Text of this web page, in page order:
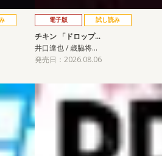
電子版 試し読み
チキン 「ドロップ…
井口達也 / 歳脇将…
発売日：2026.08.06